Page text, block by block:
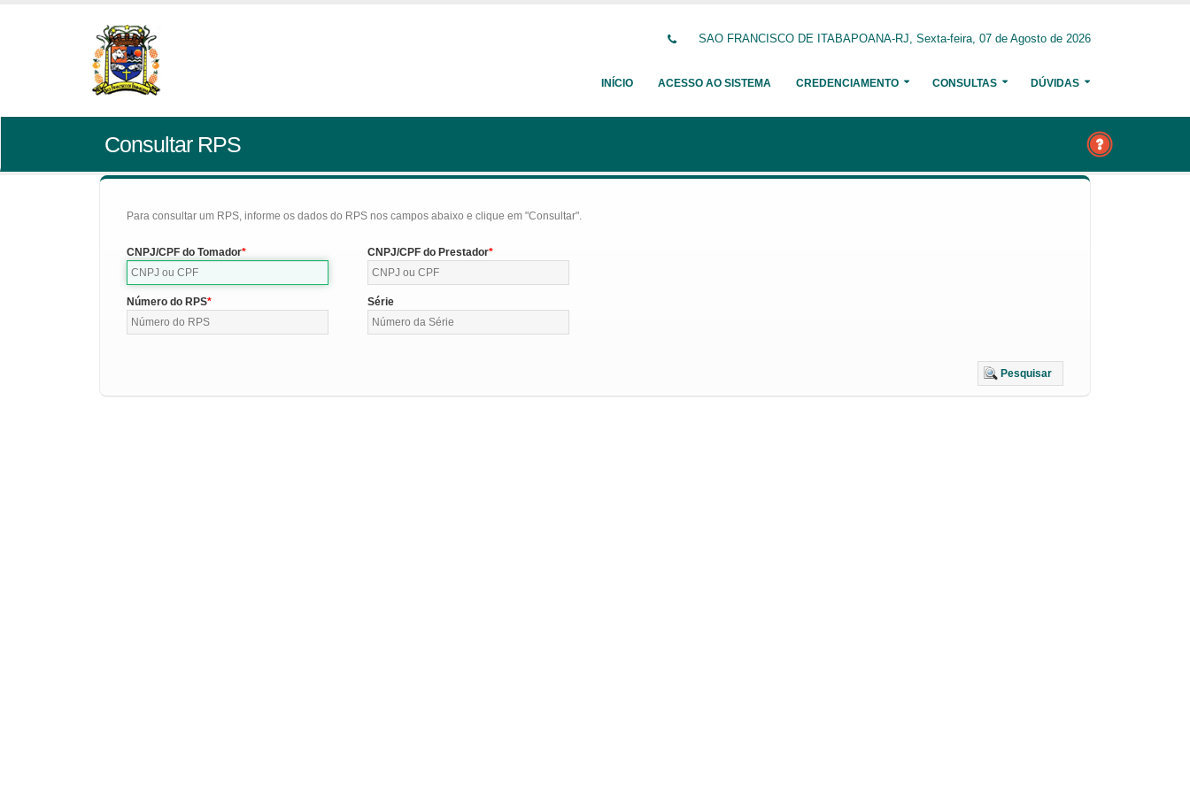
SAO FRANCISCO DE ITABAPOANA-RJ, Sexta-feira, 07 de Agosto de 2026
INÍCIO ACESSO AO SISTEMA CREDENCIAMENTO CONSULTAS DÚVIDAS
Consultar RPS
Para consultar um RPS, informe os dados do RPS nos campos abaixo e clique em "Consultar".
CNPJ/CPF do Tomador CNPJ/CPF do Prestador
Número do RPS Série
Pesquisar